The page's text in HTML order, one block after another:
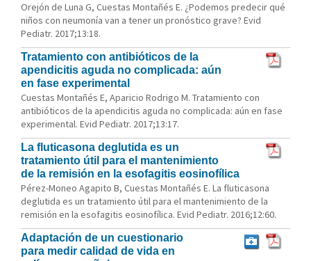
Orejón de Luna G, Cuestas Montañés E. ¿Podemos predecir qué
niños con neumonía van a tener un pronóstico grave? Evid
Pediatr. 2017;13:18.
Tratamiento con antibióticos de la
apendicitis aguda no complicada: aún
en fase experimental
Cuestas Montañés E, Aparicio Rodrigo M. Tratamiento con
antibióticos de la apendicitis aguda no complicada: aún en fase
experimental. Evid Pediatr. 2017;13:17.
La fluticasona deglutida es un
tratamiento útil para el mantenimiento
de la remisión en la esofagitis eosinofílica
Pérez-Moneo Agapito B, Cuestas Montañés E. La fluticasona
deglutida es un tratamiento útil para el mantenimiento de la
remisión en la esofagitis eosinofílica. Evid Pediatr. 2016;12:60.
Adaptación de un cuestionario
para medir calidad de vida en